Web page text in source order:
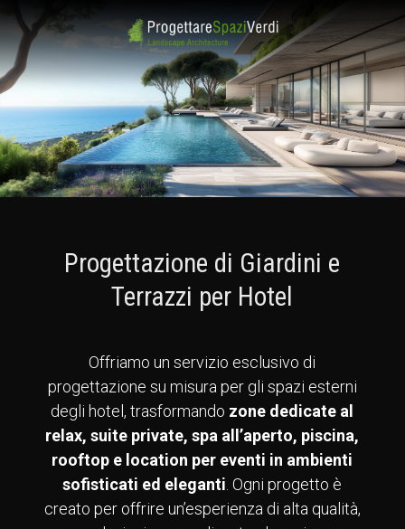
Progettazione di Giardini e
Terrazzi per Hotel
Offriamo un servizio esclusivo di
progettazione su misura per gli spazi esterni
degli hotel, trasformando zone dedicate al
relax, suite private, spa all’aperto, piscina,
rooftop e location per eventi in ambienti
sofisticati ed eleganti . Ogni progetto è
creato per offrire un’esperienza di alta qualità,